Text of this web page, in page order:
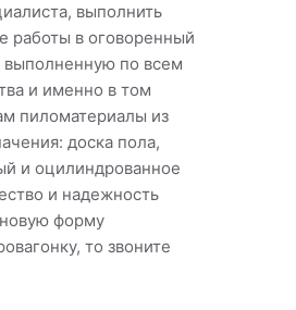
выполнить
работы в оговоренный
выполненную по всем
и именно в том
пиломатериалы из
доска пола,
и оцилиндрованное
и надежность
форму
то звоните